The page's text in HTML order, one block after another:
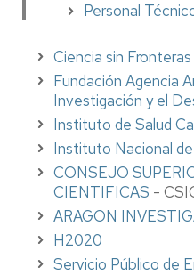
Personal
Ciencia sin Fronteras
Fundación Agencia
Investigación y el
Instituto de Salud
Instituto Nacional
CONSEJO
CIENTIFICAS -
ARAGON
H2020
Servicio Público de